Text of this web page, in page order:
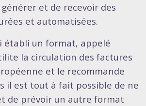
et de recevoir des
et automatisées.
établi un format, appelé
la circulation des factures
et le recommande
il est tout à fait possible de ne
de prévoir un autre format